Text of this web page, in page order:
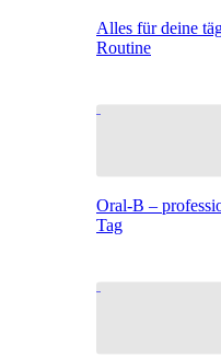
Alles für deine
Routine
Oral-B –
Tag